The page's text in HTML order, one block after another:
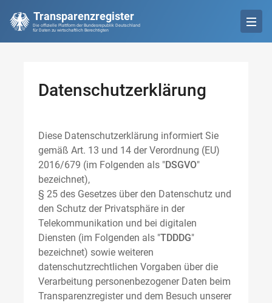
Transparenzregister
Die offizielle Plattform der Bundesrepublik Deutschland
für Daten zu wirtschaftlich Berechtigten
Datenschutzerklärung
Diese Datenschutzerklärung informiert Sie
gemäß Art. 13 und 14 der Verordnung (EU)
2016/679 (im Folgenden als "DSGVO"
bezeichnet),
§ 25 des Gesetzes über den Datenschutz und
den Schutz der Privatsphäre in der
Telekommunikation und bei digitalen
Diensten (im Folgenden als "TDDDG"
bezeichnet) sowie weiteren
datenschutzrechtlichen Vorgaben über die
Verarbeitung personenbezogener Daten beim
Transparenzregister und dem Besuch unserer